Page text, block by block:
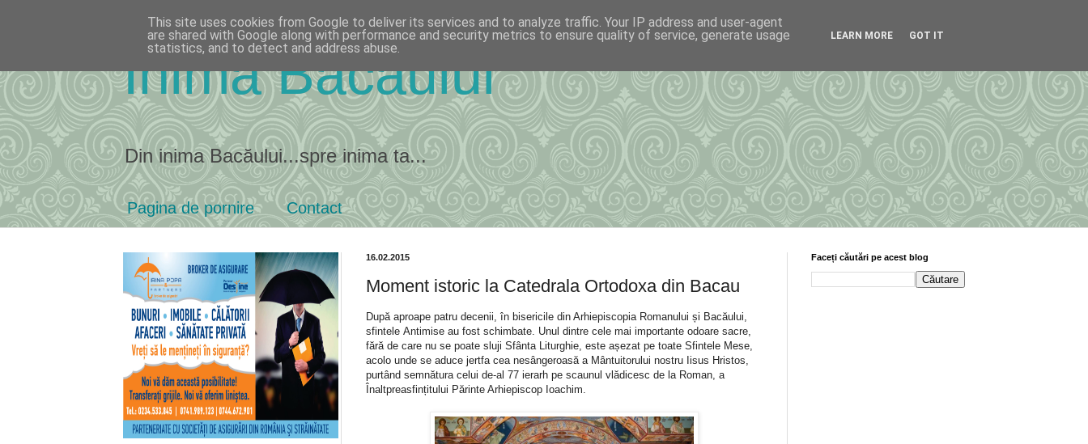
Inima Bacăului
Din inima Bacăului...spre inima ta...
Pagina de pornire Contact
16.02.2015
Moment istoric la Catedrala Ortodoxa din Bacau
După aproape patru decenii, în bisericile din Arhiepiscopia Romanului și Bacăului,
sfintele Antimise au fost schimbate. Unul dintre cele mai importante odoare sacre,
fără de care nu se poate sluji Sfânta Liturghie, este așezat pe toate Sfintele Mese,
acolo unde se aduce jertfa cea nesângeroasă a Mântuitorului nostru Iisus Hristos,
purtând semnătura celui de-al 77 ierarh pe scaunul vlădicesc de la Roman, a
Înaltpreasfințitului Părinte Arhiepiscop Ioachim.
Faceți căutări pe acest blog
This site uses cookies from Google to deliver its services and to analyze traffic. Your IP address and user-agent
are shared with Google along with performance and security metrics to ensure quality of service, generate usage
statistics, and to detect and address abuse.
LEARN MORE GOT IT